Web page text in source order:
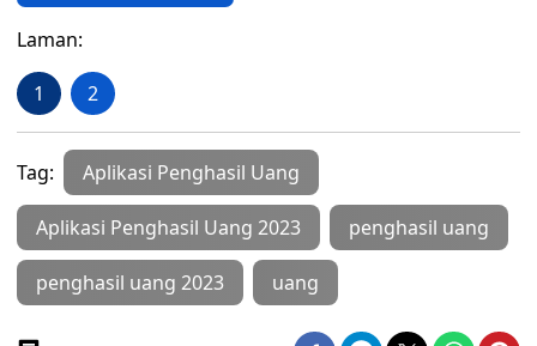
Laman:
1 2
Tag: Aplikasi Penghasil Uang
Aplikasi Penghasil Uang 2023 penghasil uang
penghasil uang 2023 uang